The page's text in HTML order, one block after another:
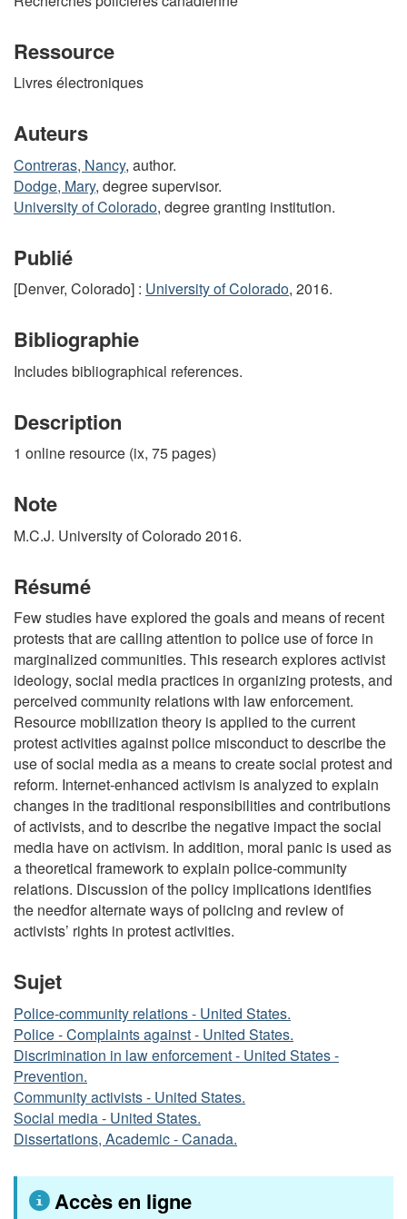
Ressource
Livres électroniques
Auteurs
Contreras, Nancy, author.
Dodge, Mary, degree supervisor.
University of Colorado, degree granting institution.
Publié
[Denver, Colorado] : University of Colorado, 2016.
Bibliographie
Includes bibliographical references.
Description
1 online resource (ix, 75 pages)
Note
M.C.J. University of Colorado 2016.
Résumé
Few studies have explored the goals and means of recent
protests that are calling attention to police use of force in
marginalized communities. This research explores activist
ideology, social media practices in organizing protests, and
perceived community relations with law enforcement.
Resource mobilization theory is applied to the current
protest activities against police misconduct to describe the
use of social media as a means to create social protest and
reform. Internet-enhanced activism is analyzed to explain
changes in the traditional responsibilities and contributions
of activists, and to describe the negative impact the social
media have on activism. In addition, moral panic is used as
a theoretical framework to explain police-community
relations. Discussion of the policy implications identifies
the needfor alternate ways of policing and review of
activists’ rights in protest activities.
Sujet
Police-community relations - United States.
Police - Complaints against - United States.
Discrimination in law enforcement - United States -
Prevention.
Community activists - United States.
Social media - United States.
Dissertations, Academic - Canada.
Accès en ligne